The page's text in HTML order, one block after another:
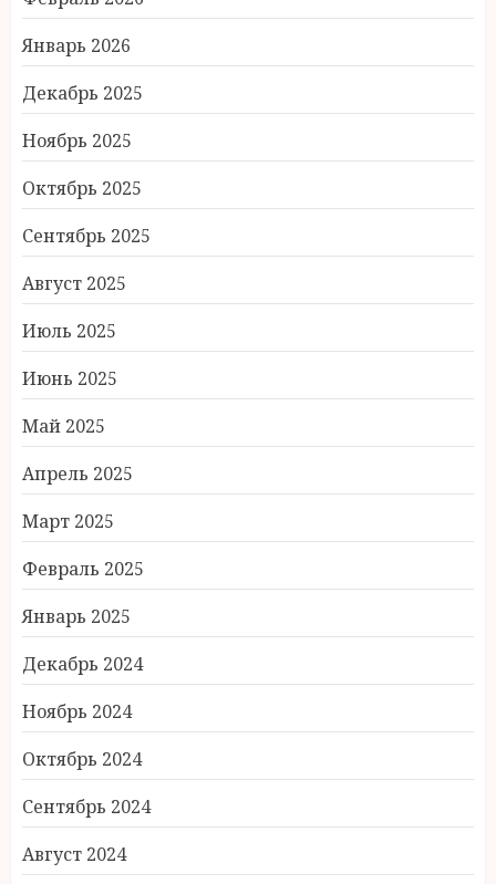
Январь 2026
Декабрь 2025
Ноябрь 2025
Октябрь 2025
Сентябрь 2025
Август 2025
Июль 2025
Июнь 2025
Май 2025
Апрель 2025
Март 2025
Февраль 2025
Январь 2025
Декабрь 2024
Ноябрь 2024
Октябрь 2024
Сентябрь 2024
Август 2024